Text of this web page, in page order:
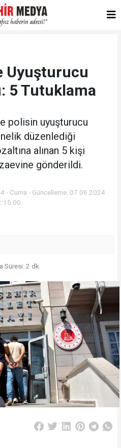
Uyuşturucu
5 Tutuklama
polisin uyuşturucu
düzenlediği
alınan 5 kişi
gönderildi.
- Cuma - Güncelleme: 07.06.2024
Süresi: 2 dk.